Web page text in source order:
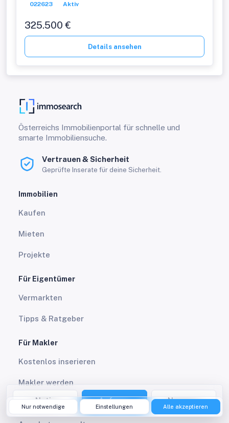
022623 Aktiv
325.500 €
Details ansehen
Notiz Anfrage Nummer
Österreichs Immobilienportal für schnelle und
smarte Immobiliensuche.
Vertrauen & Sicherheit
Geprüfte Inserate für deine Sicherheit.
Immobilien
Kaufen
Mieten
Projekte
Für Eigentümer
Vermarkten
Tipps & Ratgeber
Für Makler
Kostenlos inserieren
Makler werden
Pakete & Leistungen
Nur notwendige Einstellungen Alle akzeptieren